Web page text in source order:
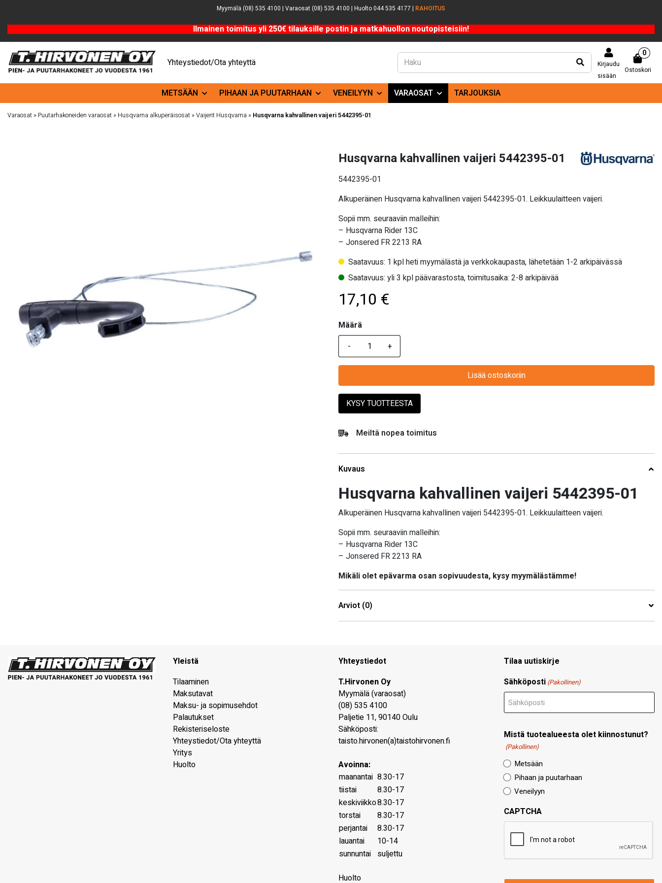
Myymälä (08) 535 4100 | Varaosat (08) 535 4100 | Huolto 044 535 4177 | RAHOITUS
Ilmainen toimitus yli 250€ tilauksille postin ja matkahuollon noutopisteisiin!
Yhteystiedot/Ota yhteyttä
Kirjaudu
sisään
Ostoskori
0
METSÄÄN PIHAAN JA PUUTARHAAN VENEILYYN VARAOSAT TARJOUKSIA
Varaosat » Puutarhakoneiden varaosat » Husqvarna alkuperäisosat »Vaijerit Husqvarna » Husqvarna kahvallinen vaijeri 5442395-01
Husqvarna kahvallinen vaijeri 5442395-01
5442395-01
Alkuperäinen Husqvarna kahvallinen vaijeri 5442395-01. Leikkuulaitteen vaijeri.
Sopii mm. seuraaviin malleihin:
– Husqvarna Rider 13C
– Jonsered FR 2213 RA
Saatavuus: 1 kpl heti myymälästä ja verkkokaupasta, lähetetään 1-2 arkipäivässä
Saatavuus: yli 3 kpl päävarastosta, toimitusaika: 2-8 arkipäivää
17,10 €
Määrä
Määrä
Lisää ostoskoriin
KYSY TUOTTEESTA
Meiltä nopea toimitus
Kuvaus
Husqvarna kahvallinen vaijeri 5442395-01
Alkuperäinen Husqvarna kahvallinen vaijeri 5442395-01. Leikkuulaitteen vaijeri.
Sopii mm. seuraaviin malleihin:
– Husqvarna Rider 13C
– Jonsered FR 2213 RA
Mikäli olet epävarma osan sopivuudesta, kysy myymälästämme!
Arviot (0)
Yleistä
Tilaaminen
Maksutavat
Maksu- ja sopimusehdot
Palautukset
Rekisteriseloste
Yhteystiedot/Ota yhteyttä
Yritys
Huolto
Yhteystiedot
T.Hirvonen Oy
Myymälä (varaosat)
(08) 535 4100
Paljetie 11,90140Oulu
Sähköposti:
taisto.hirvonen(a)taistohirvonen.fi
Avoinna:
maanantai 8.30-17
tiistai
8.30-17
keskiviikko8.30-17
torstai
8.30-17
perjantai
8.30-17
lauantai
10-14
sunnuntai suljettu
Huolto
Tilaa uutiskirje
Sähköposti (Pakollinen)
Mistä tuotealueesta olet kiinnostunut?
(Pakollinen)
Metsään
Pihaan ja puutarhaan
Veneilyyn
CAPTCHA